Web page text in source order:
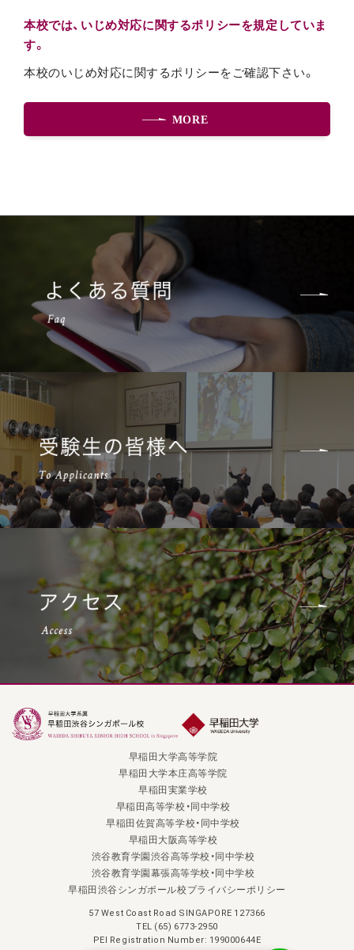
本校では、いじめ対応に関するポリシーを規定していま
す。
本校のいじめ対応に関するポリシーをご確認下さい。
MORE
早稲田大学高等学院
早稲田大学本庄高等学院
早稲田実業学校
早稲田高等学校・同中学校
早稲田佐賀高等学校・同中学校
早稲田大阪高等学校
渋谷教育学園渋谷高等学校・同中学校
渋谷教育学園幕張高等学校・同中学校
早稲田渋谷シンガポール校プライバシーポリシー
57 West Coast Road SINGAPORE 127366
TEL (65) 6773-2950
PEI Registration Number: 199000644E